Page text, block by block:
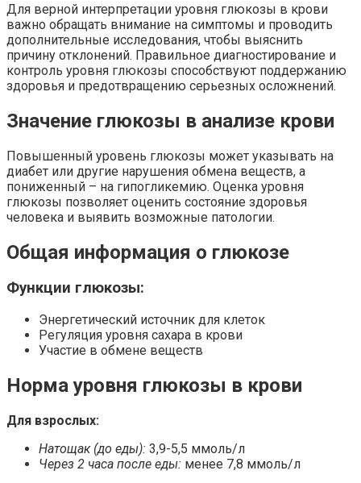
Для верной интерпретации уровня глюкозы в крови
важно обращать внимание на симптомы и проводить
дополнительные исследования, чтобы выяснить
причину отклонений. Правильное диагностирование и
контроль уровня глюкозы способствуют поддержанию
здоровья и предотвращению серьезных осложнений.
Значение глюкозы в анализе крови
Повышенный уровень глюкозы может указывать на
диабет или другие нарушения обмена веществ, а
пониженный – на гипогликемию. Оценка уровня
глюкозы позволяет оценить состояние здоровья
человека и выявить возможные патологии.
Общая информация о глюкозе
Функции глюкозы:
Энергетический источник для клеток
Регуляция уровня сахара в крови
Участие в обмене веществ
Норма уровня глюкозы в крови
Для взрослых:
Натощак (до еды): 3,9-5,5 ммоль/л
Через 2 часа после еды: менее 7,8 ммоль/л